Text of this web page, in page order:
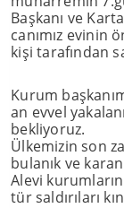
Başkanı ve
canımız evinin
kişi tarafından
Kurum
an evvel
bekliyoruz.
Ülkemizin son
bulanık ve
Alevi
tür saldırıları